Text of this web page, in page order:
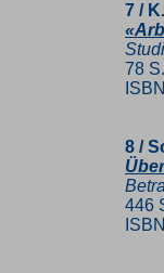
7 /
78
8 /
446